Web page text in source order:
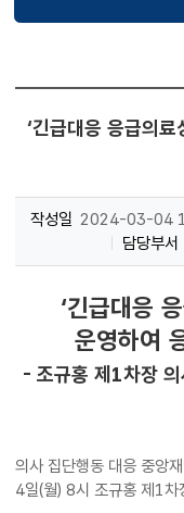
‘긴급대응 응급의
작성일 2024-03-04
담당부서
‘긴급대응
운영하여
- 조규홍 제1차장
의사 집단행동 대응 중앙
4일(월) 8시 조규홍 제1차